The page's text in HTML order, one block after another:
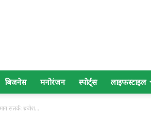
बिजनेस मनोरंजन स्पोर्ट्स लाइफस्टाइल
सतर्क: ब्रजेश...